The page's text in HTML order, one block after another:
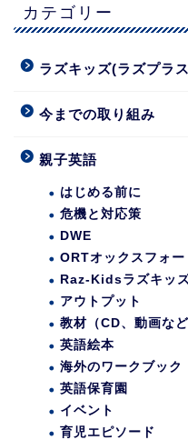
カテゴリー
ラズキッズ(ラズプラ
今までの取り組み
親子英語
はじめる前に
危機と対応策
DWE
ORTオックスフォ
Raz-Kidsラズキッ
アウトプット
教材（CD、動画など
英語絵本
海外のワークブック
英語保育園
イベント
育児エピソード